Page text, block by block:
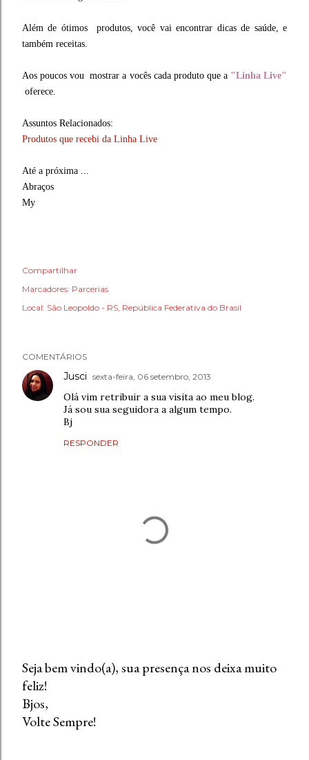
Além de ótimos produtos, você vai encontrar dicas de saúde, e
também receitas.
Aos poucos vou mostrar a vocês cada produto que a "Linha Live"
oferece.
Assuntos Relacionados:
Produtos que recebi da Linha Live
Até a próxima ...
Abraços
My
Compartilhar
Marcadores: Parcerias
Local: São Leopoldo - RS, República Federativa do Brasil
COMENTÁRIOS
Jusci sexta-feira, 06 setembro, 2013
Olá vim retribuir a sua visita ao meu blog.
Já sou sua seguidora a algum tempo.
Bj
RESPONDER
P
o
s
Seja bem vindo(a), sua presença nos deixa muito
feliz!
Bjos,
Volte Sempre!